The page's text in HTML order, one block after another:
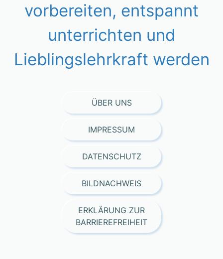
vorbereiten, entspannt
unterrichten und
Lieblingslehrkraft werden
ÜBER UNS
IMPRESSUM
DATENSCHUTZ
BILDNACHWEIS
ERKLÄRUNG ZUR
BARRIEREFREIHEIT